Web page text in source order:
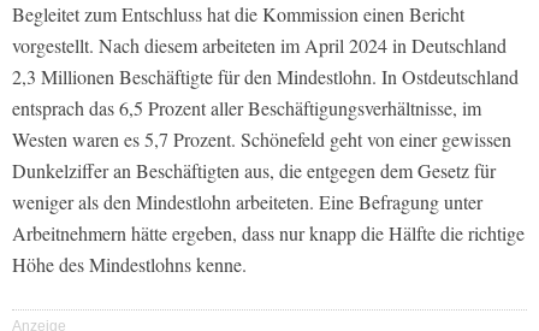
Begleitet zum Entschluss hat die Kommission einen Bericht
vorgestellt. Nach diesem arbeiteten im April 2024 in Deutschland
2,3 Millionen Beschäftigte für den Mindestlohn. In Ostdeutschland
entsprach das 6,5 Prozent aller Beschäftigungsverhältnisse, im
Westen waren es 5,7 Prozent. Schönefeld geht von einer gewissen
Dunkelziffer an Beschäftigten aus, die entgegen dem Gesetz für
weniger als den Mindestlohn arbeiteten. Eine Befragung unter
Arbeitnehmern hätte ergeben, dass nur knapp die Hälfte die richtige
Höhe des Mindestlohns kenne.
Anzeige